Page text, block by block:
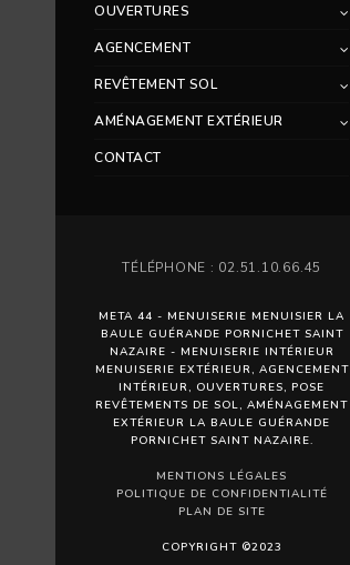
OUVERTURES
AGENCEMENT
REVÊTEMENT SOL
AMÉNAGEMENT EXTÉRIEUR
CONTACT
TÉLÉPHONE : 02.51.10.66.45
META 44 - MENUISERIE MENUISIER LA
BAULE GUÉRANDE PORNICHET SAINT
NAZAIRE - MENUISERIE INTÉRIEUR
MENUISERIE EXTÉRIEUR, AGENCEMENT
INTÉRIEUR, OUVERTURES, POSE
REVÊTEMENTS DE SOL, AMÉNAGEMENT
EXTÉRIEUR LA BAULE GUÉRANDE
PORNICHET SAINT NAZAIRE.
MENTIONS LÉGALES
POLITIQUE DE CONFIDENTIALITÉ
PLAN DE SITE
COPYRIGHT ©2023